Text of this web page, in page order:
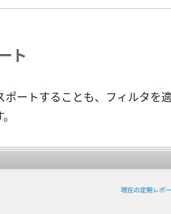
ト
ートすることも、フィルタを